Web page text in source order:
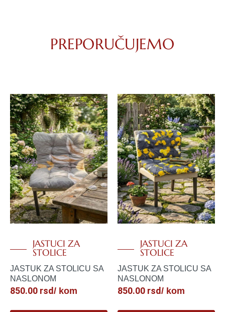
PREPORUČUJEMO
JASTUCI ZA
STOLICE
JASTUK ZA STOLICU SA
NASLONOM
850.00 rsd/ kom
JASTUCI ZA
STOLICE
JASTUK ZA STOLICU SA
NASLONOM
850.00 rsd/ kom